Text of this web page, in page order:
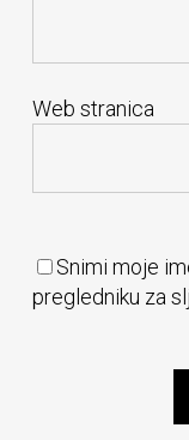
Web stranica
Snimi moje
pregledniku za